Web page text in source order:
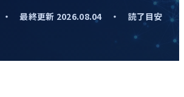
最終更新 2026.08.04 ・ 読了目安